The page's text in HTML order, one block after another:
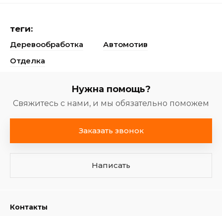
теги:
Деревообработка
Автомотив
Отделка
Нужна помощь?
Свяжитесь с нами, и мы обязательно поможем
Заказать звонок
Написать
Контакты